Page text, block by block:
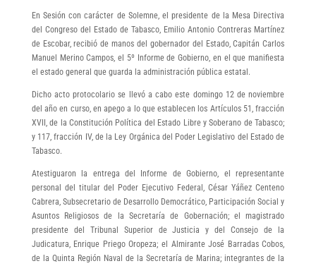
En Sesión con carácter de Solemne, el presidente de la Mesa Directiva
del Congreso del Estado de Tabasco, Emilio Antonio Contreras Martínez
de Escobar, recibió de manos del gobernador del Estado, Capitán Carlos
Manuel Merino Campos, el 5º Informe de Gobierno, en el que manifiesta
el estado general que guarda la administración pública estatal.
Dicho acto protocolario se llevó a cabo este domingo 12 de noviembre
del año en curso, en apego a lo que establecen los Artículos 51, fracción
XVII, de la Constitución Política del Estado Libre y Soberano de Tabasco;
y 117, fracción IV, de la Ley Orgánica del Poder Legislativo del Estado de
Tabasco.
Atestiguaron la entrega del Informe de Gobierno, el representante
personal del titular del Poder Ejecutivo Federal, César Yáñez Centeno
Cabrera, Subsecretario de Desarrollo Democrático, Participación Social y
Asuntos Religiosos de la Secretaría de Gobernación; el magistrado
presidente del Tribunal Superior de Justicia y del Consejo de la
Judicatura, Enrique Priego Oropeza; el Almirante José Barradas Cobos,
de la Quinta Región Naval de la Secretaría de Marina; integrantes de la